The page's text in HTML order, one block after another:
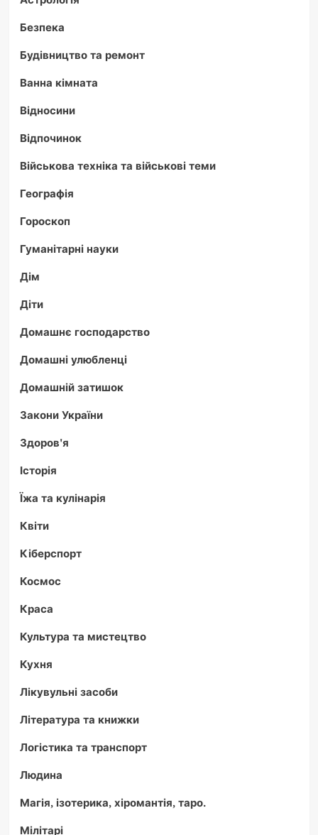
Безпека
Будівництво та ремонт
Ванна кімната
Відносини
Відпочинок
Військова техніка та військові теми
Географія
Гороскоп
Гуманітарні науки
Дім
Діти
Домашнє господарство
Домашні улюбленці
Домашній затишок
Закони України
Здоров'я
Історія
Їжа та кулінарія
Квіти
Кіберспорт
Космос
Краса
Культура та мистецтво
Кухня
Лікувульні засоби
Література та книжки
Логістика та транспорт
Людина
Магія, ізотерика, хіромантія, таро.
Мілітарі